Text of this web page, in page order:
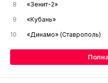
8
«Зенит-2»
9
«Кубань»
10
«Динамо» (Ставрополь)